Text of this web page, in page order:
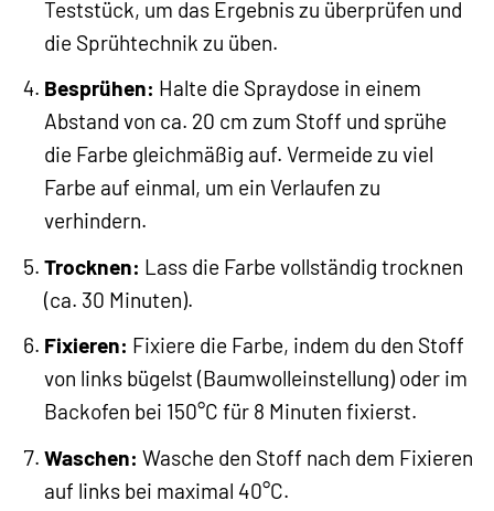
Teststück, um das Ergebnis zu überprüfen und
die Sprühtechnik zu üben.
Besprühen: Halte die Spraydose in einem
Abstand von ca. 20 cm zum Stoff und sprühe
die Farbe gleichmäßig auf. Vermeide zu viel
Farbe auf einmal, um ein Verlaufen zu
verhindern.
Trocknen: Lass die Farbe vollständig trocknen
(ca. 30 Minuten).
Fixieren: Fixiere die Farbe, indem du den Stoff
von links bügelst (Baumwolleinstellung) oder im
Backofen bei 150°C für 8 Minuten fixierst.
Waschen: Wasche den Stoff nach dem Fixieren
auf links bei maximal 40°C.